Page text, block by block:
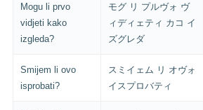
Mogu li prvo
vidjeti kako
izgleda?
モグ リ プルヴォ ヴ
ィディェティ カコ イ
ズグレダ
Smijem li ovo
isprobati?
スミイェム リ オヴォ
イスプロバティ